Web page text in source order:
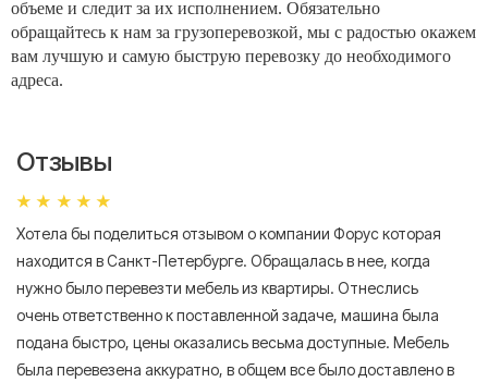
объеме и следит за их исполнением. Обязательно
обращайтесь к нам за грузоперевозкой, мы с радостью окажем
вам лучшую и самую быструю перевозку до необходимого
адреса.
Отзывы
Хотела бы поделиться отзывом о компании Форус которая
находится в Санкт-Петербурге. Обращалась в нее, когда
нужно было перевезти мебель из квартиры. Отнеслись
очень ответственно к поставленной задаче, машина была
подана быстро, цены оказались весьма доступные. Мебель
была перевезена аккуратно, в общем все было доставлено в